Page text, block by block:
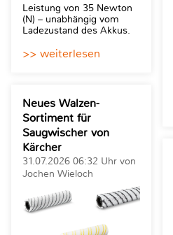
Leistung von 35 Newton
(N) – unabhängig vom
Ladezustand des Akkus.
>> weiterlesen
Neues Walzen-
Sortiment für
Saugwischer von
Kärcher
31.07.2026 06:32 Uhr von
Jochen Wieloch